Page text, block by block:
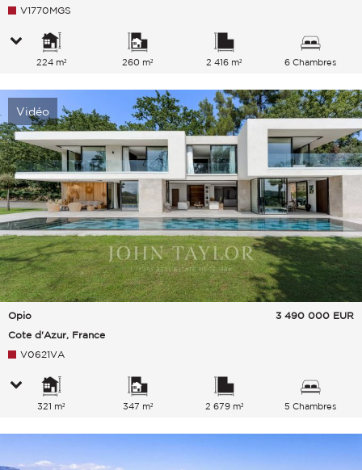
V1770MGS
224 m² 260 m² 2 416 m² 6 Chambres
Vidéo
Opio
Cote d'Azur, France
3 490 000 EUR
V0621VA
321 m² 347 m² 2 679 m² 5 Chambres